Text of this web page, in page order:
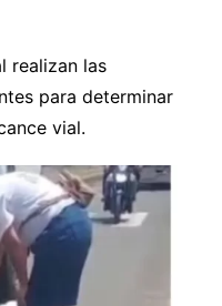
realizan las
para determinar
vial.